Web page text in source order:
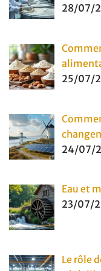
28/07/
25/07/
24/07/
Eau et
23/07/
Le rôle